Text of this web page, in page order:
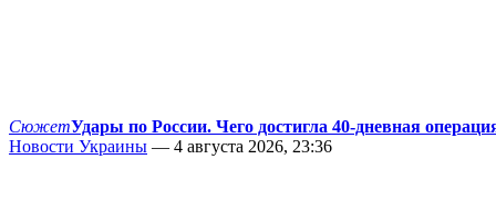
СюжетУдары по России. Чего достигла 40-дневная
Новости Украины — 4 августа 2026, 23:36